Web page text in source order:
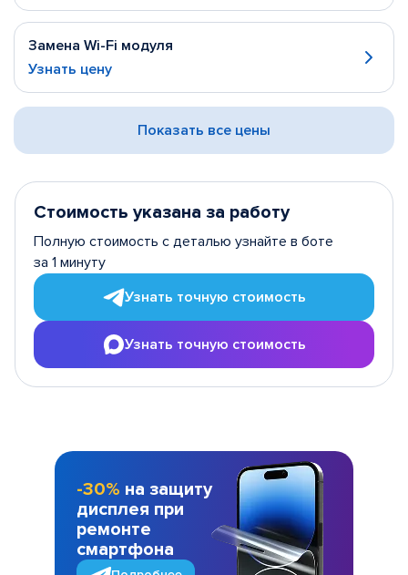
Замена Wi-Fi модуля
Узнать цену
Показать все цены
Стоимость указана за работу
Полную стоимость с деталью узнайте в боте
за 1 минуту
Узнать точную стоимость
Узнать точную стоимость
-30% на защиту
дисплея при
ремонте
смартфона